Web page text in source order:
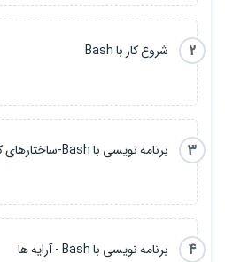
2
شروع کار با Bash
3
برنامه نویسی با Bash-ساختارهای کنترل
4
برنامه نویسی با Bash - آرایه ها